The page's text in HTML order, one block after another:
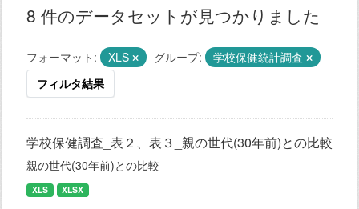
8 件のデータセットが見つかりました
フォーマット: XLS グループ:
学校保健統計調査
フィルタ結果
学校保健調査_表２、表３_親の世代(30年前)との比較
親の世代(30年前)との比較
XLS XLSX